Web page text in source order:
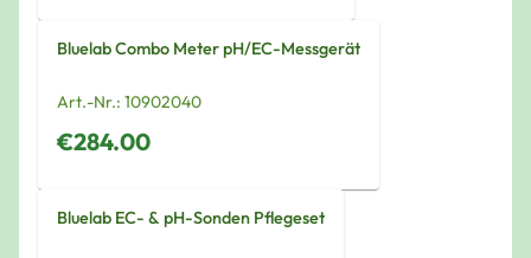
Bluelab Combo Meter pH/EC-Messgerät
Art.-Nr.: 10902040
€284.00
Bluelab EC- & pH-Sonden Pflegeset